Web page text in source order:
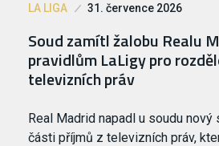
LA LIGA 31. července 2026
Soud zamítl žalobu Realu
pravidlům LaLigy pro
televizních práv
Real Madrid napadl u soudu
části příjmů z televizních práv,